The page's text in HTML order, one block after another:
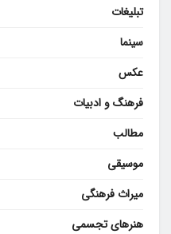
تبلیغات
سینما
عکس
فرهنگ و ادبیات
مطالب
موسیقی
میراث فرهنگی
هنرهای تجسمی